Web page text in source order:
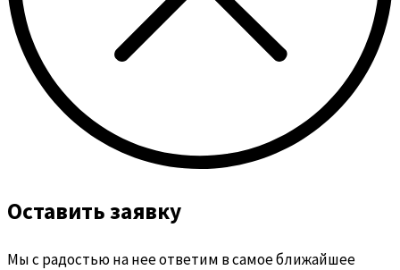
Оставить заявку
Мы с радостью на нее ответим в самое ближайшее